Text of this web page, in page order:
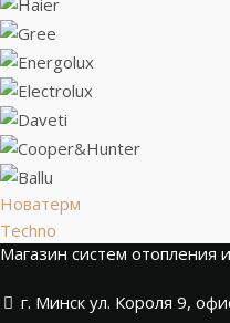
Новатерм
Techno
Магазин систем отопления
г. Минск ул. Короля 9,